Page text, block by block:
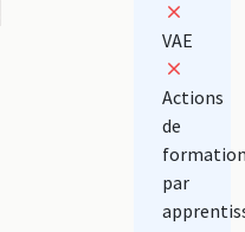
VAE
Actions
de
par